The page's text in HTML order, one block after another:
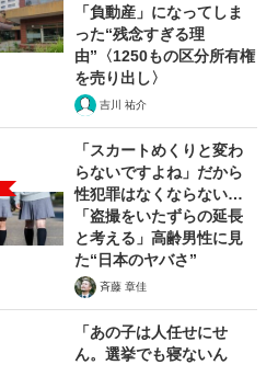
「負動産」になってしま
った“残念すぎる理
由”〈1250もの区分所有権
を売り出し〉
吉川 祐介
「スカートめくりと変わ
らないですよね」だから
性犯罪はなくならない…
「盗撮をいたずらの延長
と考える」高齢男性に見
た“日本のヤバさ”
斉藤 章佳
「あの子は人任せにせ
ん。選挙でも寝ないん